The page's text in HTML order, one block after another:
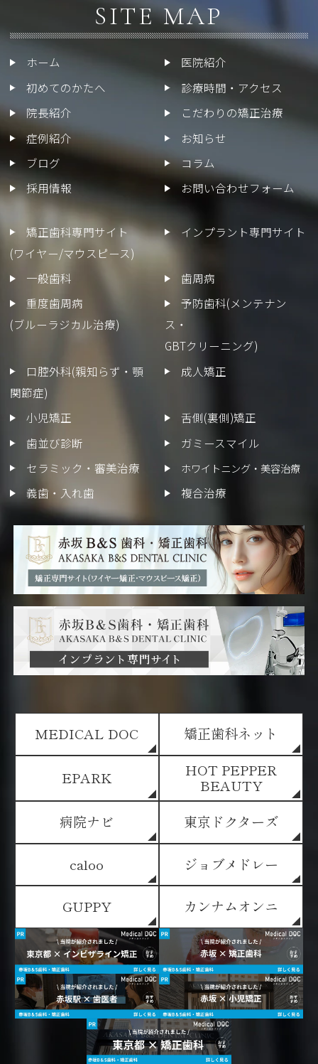
SITE MAP
ホーム
医院紹介
初めてのかたへ
診療時間・アクセス
院長紹介
こだわりの矯正治療
症例紹介
お知らせ
ブログ
コラム
採用情報
お問い合わせフォーム
矯正歯科専門サイト
(ワイヤー/マウスピース)
インプラント専門サイト
一般歯科
歯周病
重度歯周病
(ブルーラジカル治療)
予防歯科(メンテナン
ス・
GBTクリーニング)
口腔外科(親知らず・顎
関節症)
成人矯正
小児矯正
舌側(裏側)矯正
歯並び診断
ガミースマイル
セラミック・審美治療
ホワイトニング・美容治療
義歯・入れ歯 複合治療
MEDICAL DOC 矯正歯科ネット
EPARK
HOT PEPPER
BEAUTY
病院ナビ 東京ドクターズ
caloo ジョブメドレー
GUPPY カンナムオンニ